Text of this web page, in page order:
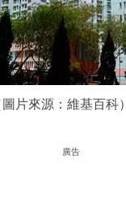
片來源：維基百科）
廣告